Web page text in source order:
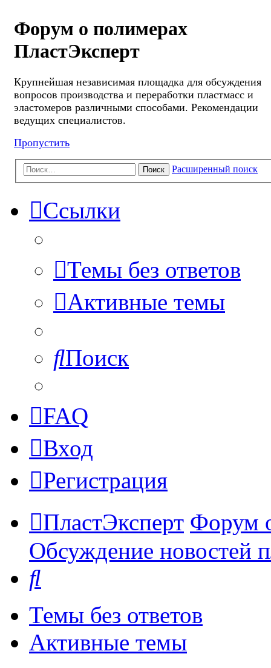
Форум о полимерах
ПластЭксперт
Крупнейшая независимая площадка для обсуждения
вопросов производства и переработки пластмасс и
эластомеров различными способами. Рекомендации
ведущих специалистов.
Пропустить
Поиск Расширенный поиск
Ссылки
Темы без ответов
Активные темы
Поиск
FAQ
Вход
Регистрация
ПластЭксперт Форум
Обсуждение новостей
Темы без ответов
Активные темы